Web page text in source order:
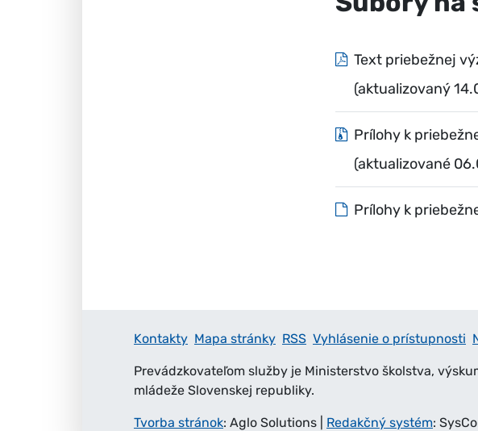
Text priebežnej
(aktualizovaný
Prílohy k
(aktualizované
Prílohy k
Kontakty Mapa stránky RSS Vyhlásenie o prístupnosti
Prevádzkovateľom služby je Ministerstvo školstva,
mládeže Slovenskej republiky.
Tvorba stránok: Aglo Solutions Redakčný systém: